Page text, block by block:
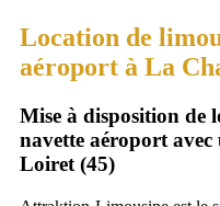
Location de
aéroport à La
Mise à disposition de
navette aéroport
Loiret (45)